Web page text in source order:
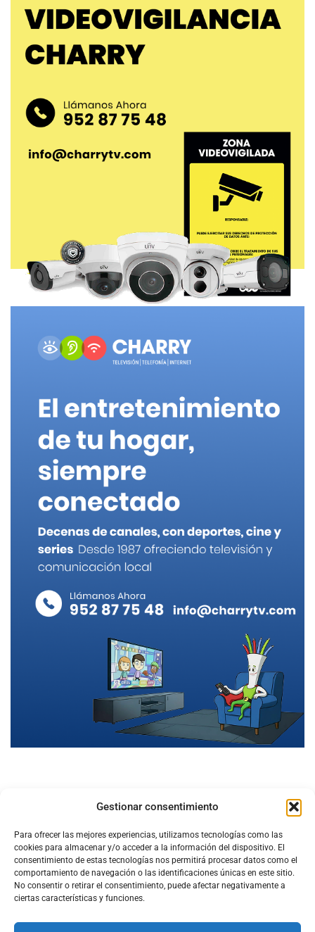
Gestionar consentimiento
Para ofrecer las mejores experiencias, utilizamos tecnologías como las
cookies para almacenar y/o acceder a la información del dispositivo. El
consentimiento de estas tecnologías nos permitirá procesar datos como el
comportamiento de navegación o las identificaciones únicas en este sitio.
No consentir o retirar el consentimiento, puede afectar negativamente a
ciertas características y funciones.